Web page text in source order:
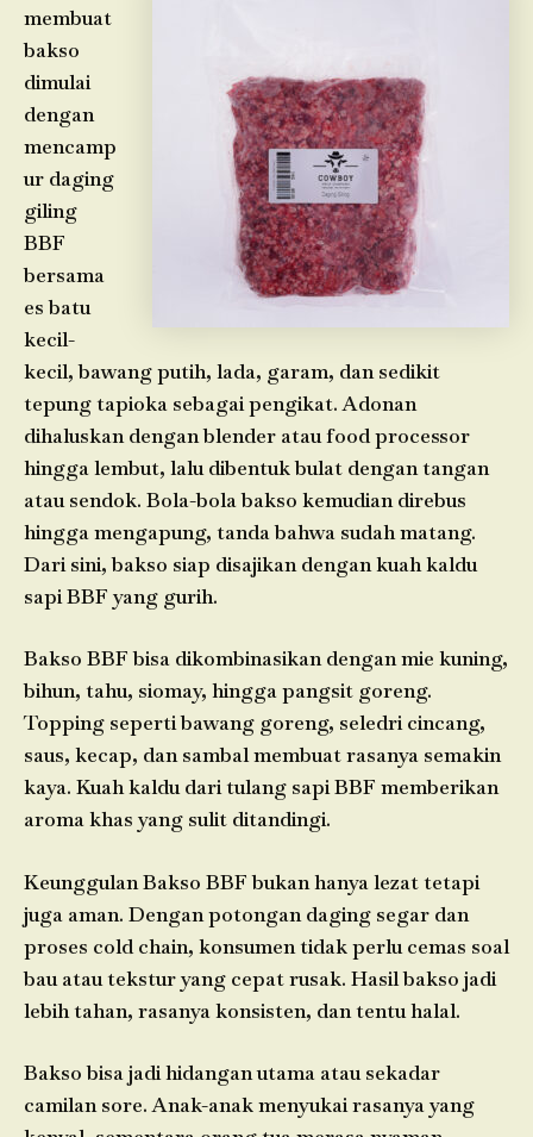
membuat
bakso
dimulai
dengan
mencamp
ur daging
giling
BBF
bersama
es batu
kecil-
kecil, bawang putih, lada, garam, dan sedikit
tepung tapioka sebagai pengikat. Adonan
dihaluskan dengan blender atau food processor
hingga lembut, lalu dibentuk bulat dengan tangan
atau sendok. Bola-bola bakso kemudian direbus
hingga mengapung, tanda bahwa sudah matang.
Dari sini, bakso siap disajikan dengan kuah kaldu
sapi BBF yang gurih.
Bakso BBF bisa dikombinasikan dengan mie kuning,
bihun, tahu, siomay, hingga pangsit goreng.
Topping seperti bawang goreng, seledri cincang,
saus, kecap, dan sambal membuat rasanya semakin
kaya. Kuah kaldu dari tulang sapi BBF memberikan
aroma khas yang sulit ditandingi.
Keunggulan Bakso BBF bukan hanya lezat tetapi
juga aman. Dengan potongan daging segar dan
proses cold chain, konsumen tidak perlu cemas soal
bau atau tekstur yang cepat rusak. Hasil bakso jadi
lebih tahan, rasanya konsisten, dan tentu halal.
Bakso bisa jadi hidangan utama atau sekadar
camilan sore. Anak-anak menyukai rasanya yang